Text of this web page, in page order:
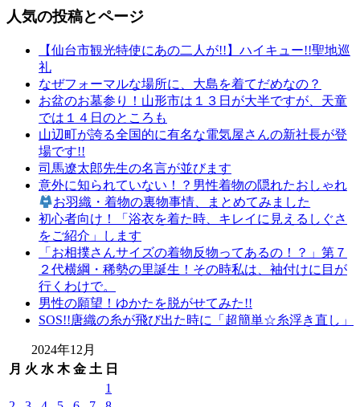
形
物
人気の投稿とページ
【仙台市観光特使にあの二人が!!】ハイキュー!!聖地巡
礼
なぜフォーマルな場所に、大島を着てだめなの？
お盆のお墓参り！山形市は１３日が大半ですが、天童
では１４日のところも
山辺町が誇る全国的に有名な電気屋さんの新社長が登
場です!!
司馬遼太郎先生の名言が並びます
意外に知られていない！？男性着物の隠れたおしゃれ
お羽織・着物の裏物事情、まとめてみました
初心者向け！「浴衣を着た時、キレイに見えるしぐさ
をご紹介」します
「お相撲さんサイズの着物反物ってあるの！？」第７
２代横綱・稀勢の里誕生！その時私は、袖付けに目が
行くわけで。
男性の願望！ゆかたを脱がせてみた!!
SOS!!唐織の糸が飛び出た時に「超簡単☆糸浮き直し」
2024年12月
月 火 水 木 金 土 日
1